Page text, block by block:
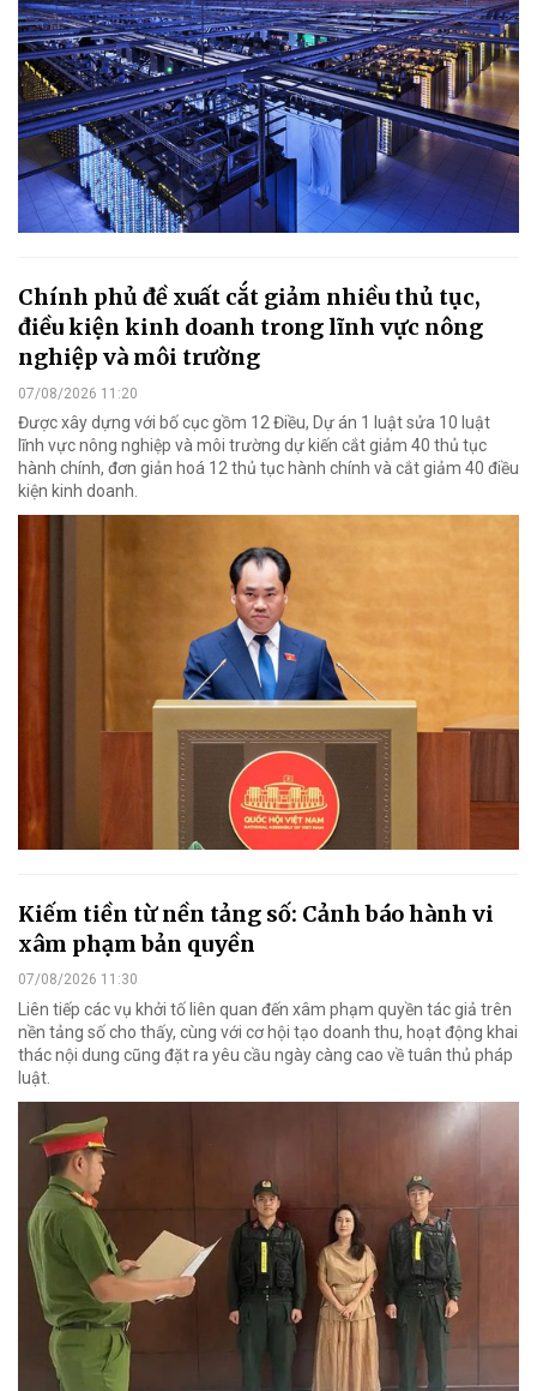
Chính phủ đề xuất cắt giảm nhiều thủ tục,
điều kiện kinh doanh trong lĩnh vực nông
nghiệp và môi trường
07/08/2026 11:20
Được xây dựng với bố cục gồm 12 Điều, Dự án 1 luật sửa 10 luật
lĩnh vực nông nghiệp và môi trường dự kiến cắt giảm 40 thủ tục
hành chính, đơn giản hoá 12 thủ tục hành chính và cắt giảm 40 điều
kiện kinh doanh.
Kiếm tiền từ nền tảng số: Cảnh báo hành vi
xâm phạm bản quyền
07/08/2026 11:30
Liên tiếp các vụ khởi tố liên quan đến xâm phạm quyền tác giả trên
nền tảng số cho thấy, cùng với cơ hội tạo doanh thu, hoạt động khai
thác nội dung cũng đặt ra yêu cầu ngày càng cao về tuân thủ pháp
luật.